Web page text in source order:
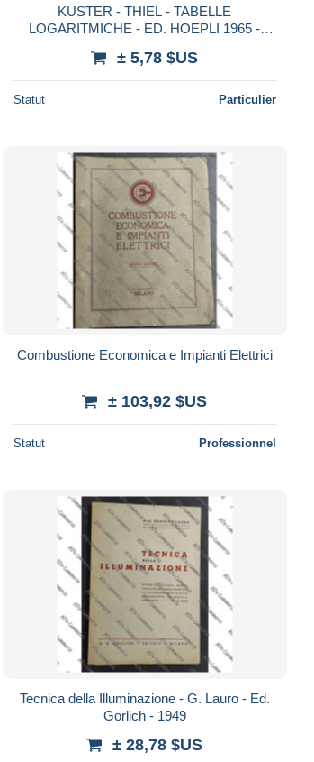
KUSTER - THIEL - TABELLE
LOGARITMICHE - ED. HOEPLI 1965 -
COPERTINA RIGIDA - USATO BUON
STATO
± 5,78 $US
Statut Particulier
Combustione Economica e Impianti Elettrici
± 103,92 $US
Statut Professionnel
Tecnica della Illuminazione - G. Lauro - Ed.
Gorlich - 1949
± 28,78 $US